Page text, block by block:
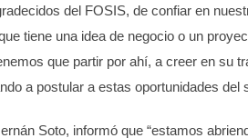
del FOSIS, de confiar en
tiene una idea de negocio o un
que partir por ahí, a creer en su
a postular a estas oportunidades del
Soto, informó que “estamos